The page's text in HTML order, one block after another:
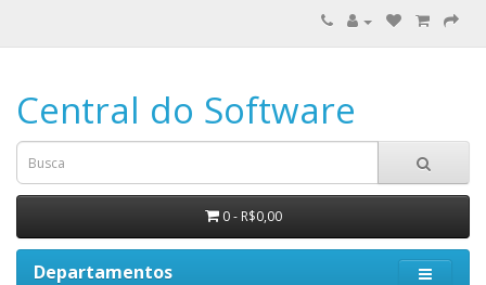
Central do Software
0 - R$0,00
Departamentos